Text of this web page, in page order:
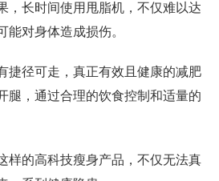
，长时间使用甩脂机，不仅难以达
能对身体造成损伤。
捷径可走，真正有效且健康的减肥
腿，通过合理的饮食控制和适量的
样的高科技瘦身产品，不仅无法真